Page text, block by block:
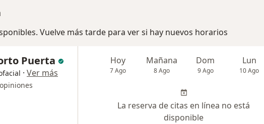
Vuelve más tarde para ver si hay nuevos horarios
Puerta
· Ver más
Hoy
7 Ago
Mañana
8 Ago
Dom
9 Ago
Lun
10 Ago
La reserva de citas en línea no está
disponible